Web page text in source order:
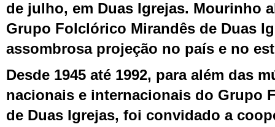
de julho, em Duas Igrejas. Mourinho
Grupo Folclórico Mirandês de Duas
assombrosa projeção no país e no
Desde 1945 até 1992, para além das
nacionais e internacionais do Grupo
de Duas Igrejas, foi convidado a